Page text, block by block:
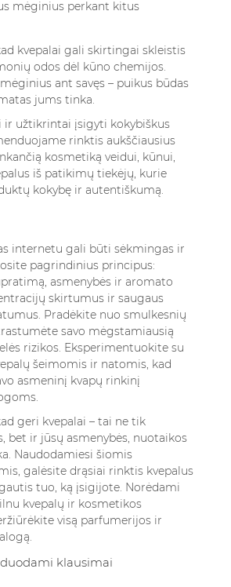
mėginius perkant kitus
kvepalai gali skirtingai skleistis
odos dėl kūno chemijos.
ant savęs – puikus būdas
jums tinka.
ir užtikrintai įsigyti kokybiškus
rinktis aukščiausius
kosmetiką veidui, kūnui,
iš patikimų tiekėjų, kurie
kokybę ir autentiškumą.
internetu gali būti sėkmingas ir
pagrindinius principus:
asmenybės ir aromato
skirtumus ir saugaus
Pradėkite nuo smulkesnių
savo mėgstamiausią
rizikos. Eksperimentuokite su
šeimomis ir natomis, kad
asmeninį kvapų rinkinį
geri kvepalai – tai ne tik
bet ir jūsų asmenybės, nuotaikos
Naudodamiesi šiomis
galėsite drąsiai rinktis kvepalus
tuo, ką įsigijote. Norėdami
kvepalų ir kosmetikos
visą parfumerijos ir
.
klausimai